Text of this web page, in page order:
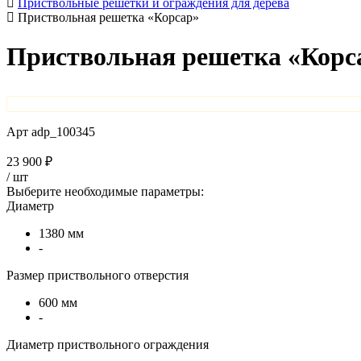
Приствольные решетки и ограждения для дерева
Приствольная решетка «Корсар»
Приствольная решетка
Арт adp_100345
23 900 ₽
/шт
Выберите необходимые параметры:
Диаметр
1380 мм
-
Размер приствольного отверстия
600 мм
-
Диаметр приствольного ограждения